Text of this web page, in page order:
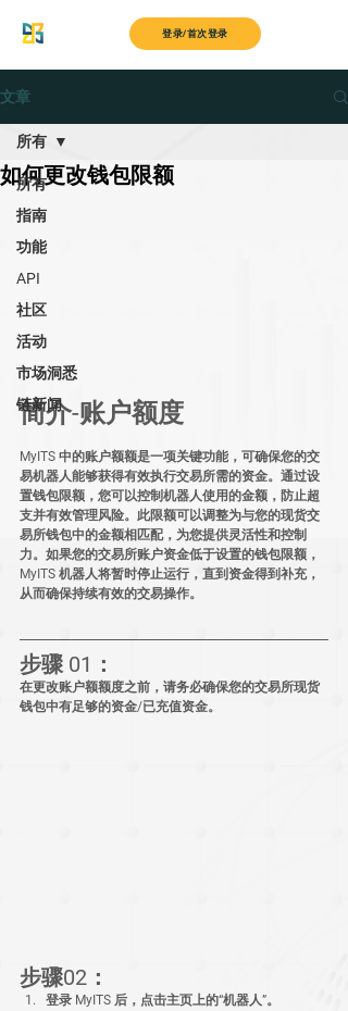
登录/首次登录
文章
所有
指南
功能
API
社区
活动
市场洞悉
链新闻
所有
如何更改钱包限额
简介-账户额度
MyITS 中的账户额额是一项关键功能，可确保您的交
易机器人能够获得有效执行交易所需的资金。通过设
置钱包限额，您可以控制机器人使用的金额，防止超
支并有效管理风险。此限额可以调整为与您的现货交
易所钱包中的金额相匹配，为您提供灵活性和控制
力。如果您的交易所账户资金低于设置的钱包限额，
MyITS 机器人将暂时停止运行，直到资金得到补充，
从而确保持续有效的交易操作。
步骤 01：
在更改账户额额度之前，请务必确保您的交易所现货
钱包中有足够的资金/已充值资金。
步骤02：
登录 MyITS 后，点击主页上的“机器人”。